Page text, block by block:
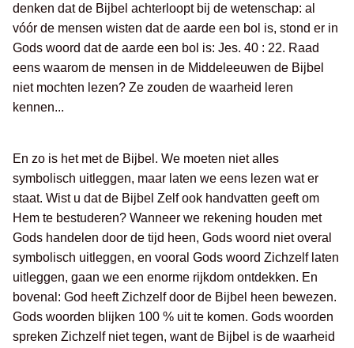
denken dat de Bijbel achterloopt bij de wetenschap: al
vóór de mensen wisten dat de aarde een bol is, stond er in
Gods woord dat de aarde een bol is: Jes. 40 : 22. Raad
eens waarom de mensen in de Middeleeuwen de Bijbel
niet mochten lezen? Ze zouden de waarheid leren
kennen...
En zo is het met de Bijbel. We moeten niet alles
symbolisch uitleggen, maar laten we eens lezen wat er
staat. Wist u dat de Bijbel Zelf ook handvatten geeft om
Hem te bestuderen? Wanneer we rekening houden met
Gods handelen door de tijd heen, Gods woord niet overal
symbolisch uitleggen, en vooral Gods woord Zichzelf laten
uitleggen, gaan we een enorme rijkdom ontdekken. En
bovenal: God heeft Zichzelf door de Bijbel heen bewezen.
Gods woorden blijken 100 % uit te komen. Gods woorden
spreken Zichzelf niet tegen, want de Bijbel is de waarheid